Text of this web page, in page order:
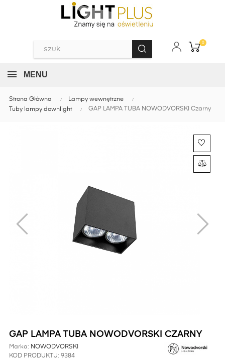
0
MENU
Strona Główna
Lampy wewnętrzne
Tuby lampy downlight
GAP LAMPA TUBA NOWODVORSKI Czarny
GAP LAMPA TUBA NOWODVORSKI CZARNY
Marka: NOWODVORSKI
KOD PRODUKTU: 9384